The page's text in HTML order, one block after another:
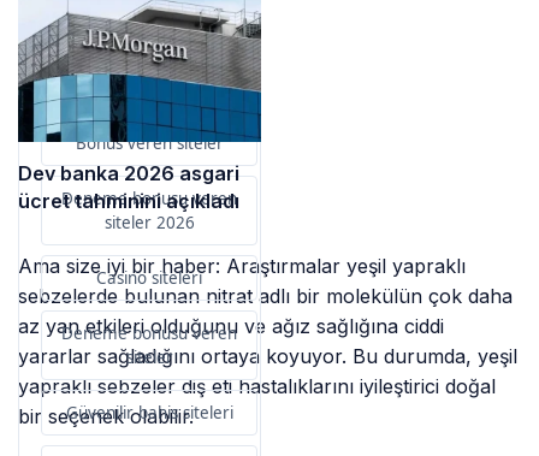
Sponsorlarımız
Bu içerik destekçileri
primebahis resmi giris
Bonus veren siteler
Deneme bonusu veren
siteler 2026
Casino siteleri
Deneme bonusu veren
siteler
Güvenilir bahis siteleri
Dev banka 2026 asgari
ücret tahminini açıkladı
Ama size iyi bir haber: Araştırmalar yeşil yapraklı
sebzelerde bulunan nitrat adlı bir molekülün çok daha
az yan etkileri olduğunu ve ağız sağlığına ciddi
yararlar sağladığını ortaya koyuyor. Bu durumda, yeşil
yapraklı sebzeler diş eti hastalıklarını iyileştirici doğal
bir seçenek olabilir.